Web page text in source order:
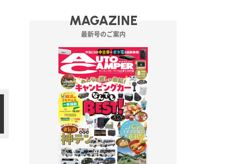
MAGAZINE
最新号のご案内